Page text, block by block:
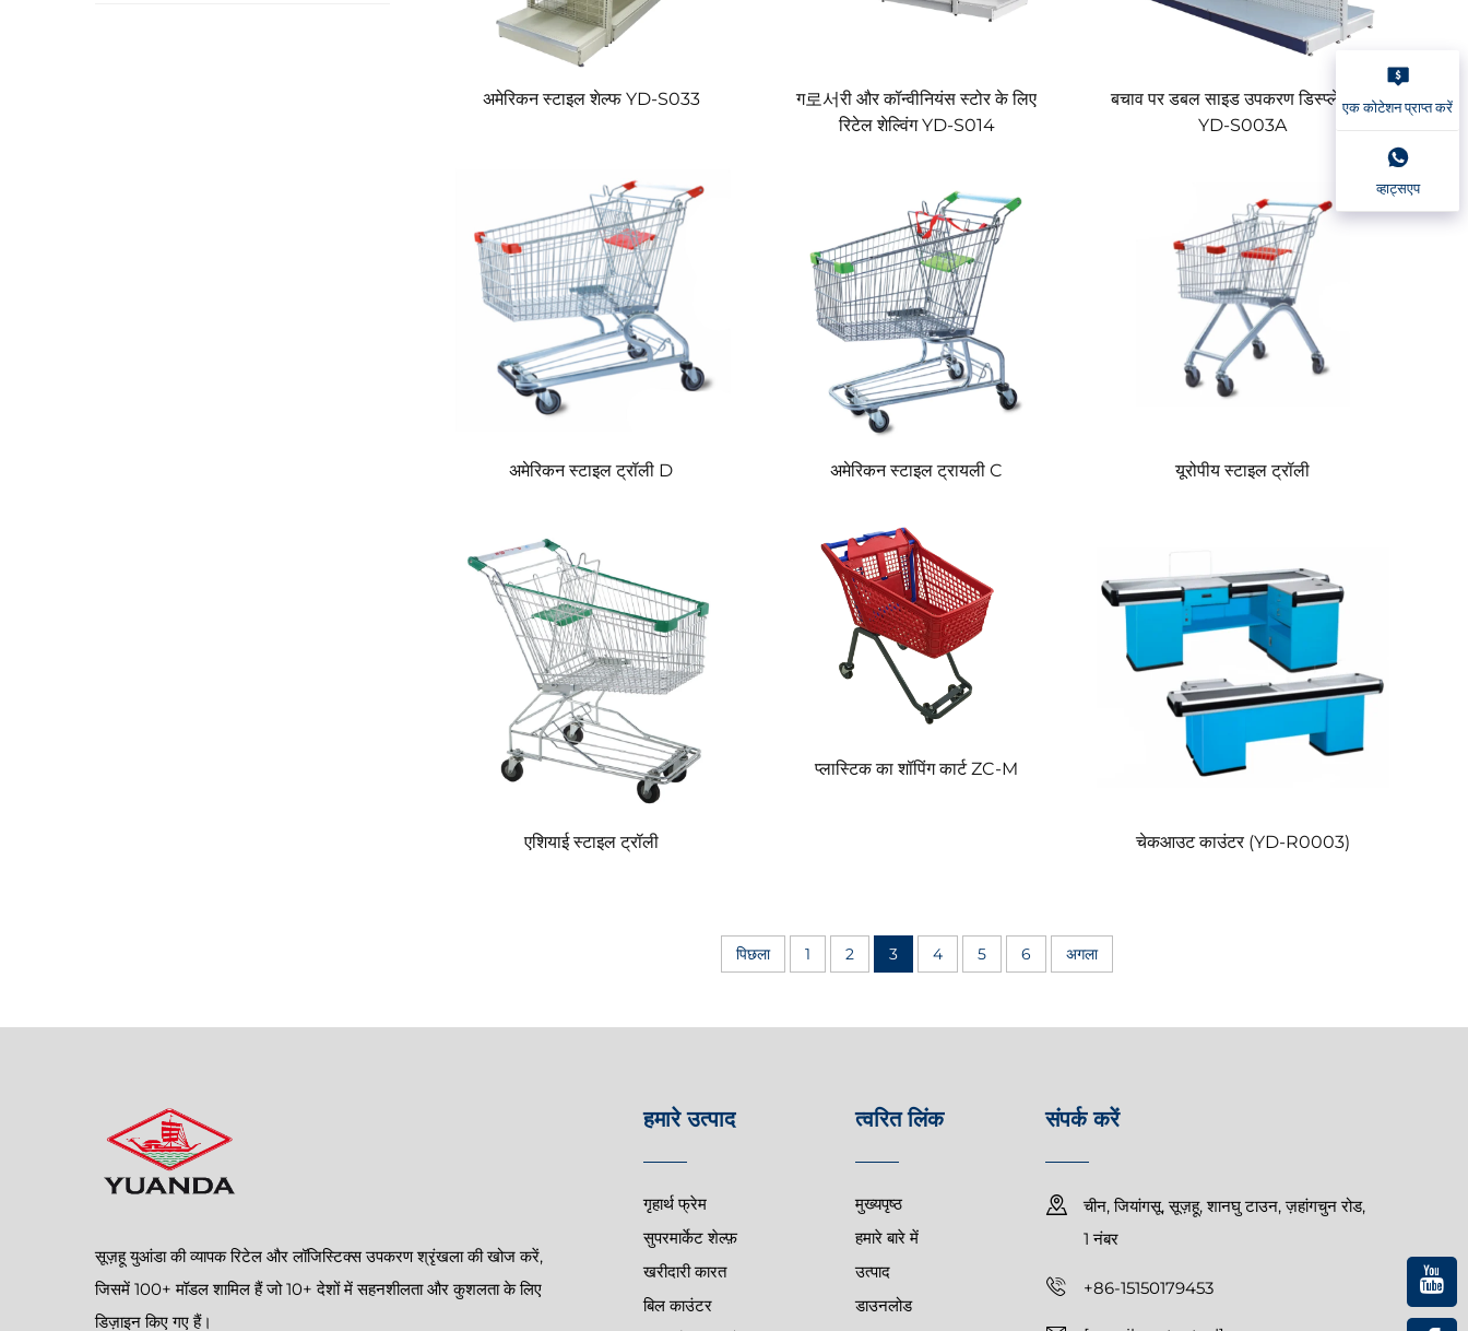
अमेरिकन स्टाइल शेल्फ YD-S033
ग로서री और कॉन्वीनियंस स्टोर के लिए
रिटेल शेल्विंग YD-S014
बचाव पर डबल साइड उपकरण डिस्प्ले शेल्फ
YD-S003A
अमेरिकन स्टाइल ट्रॉली D अमेरिकन स्टाइल ट्रायली C यूरोपीय स्टाइल ट्रॉली
एशियाई स्टाइल ट्रॉली
प्लास्टिक का शॉपिंग कार्ट ZC-M
चेकआउट काउंटर (YD-R0003)
पिछला 1 2 3 4 5 6 अगला
एक कोटेशन प्राप्त करें
व्हाट्सएप
सूज़हू युआंडा की व्यापक रिटेल और लॉजिस्टिक्स उपकरण श्रृंखला की खोज करें,
जिसमें 100+ मॉडल शामिल हैं जो 10+ देशों में सहनशीलता और कुशलता के लिए
डिज़ाइन किए गए हैं।
हमारे उत्पाद
गृहार्थ फ्रेम
सुपरमार्केट शेल्फ़
खरीदारी कारत
बिल काउंटर
त्वरित लिंक
मुख्यपृष्ठ
हमारे बारे में
उत्पाद
डाउनलोड
संपर्क करें
चीन, जियांगसू, सूज़हू, शानघु टाउन, ज़हांगचुन रोड,
1 नंबर
+86-15150179453